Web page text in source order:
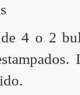
4 o 2